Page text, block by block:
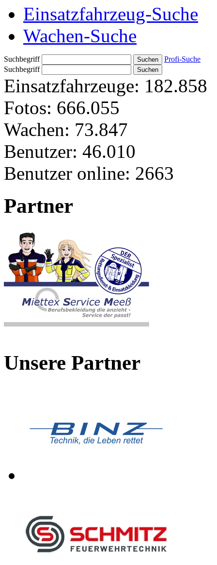
Einsatzfahrzeug-Suche
Wachen-Suche
Suchbegriff
Profi-Suche
Suchbegriff
Einsatzfahrzeuge: 182.858
Fotos: 666.055
Wachen: 73.847
Benutzer: 46.010
Benutzer online: 2663
Partner
Unsere Partner